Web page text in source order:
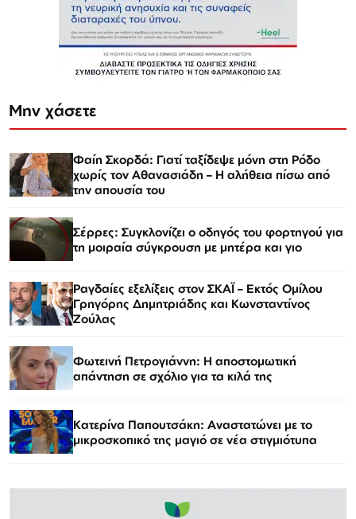
Μην χάσετε
Φαίη Σκορδά: Γιατί ταξίδεψε μόνη στη Ρόδο
χωρίς τον Αθανασιάδη – Η αλήθεια πίσω από
την απουσία του
Σέρρες: Συγκλονίζει ο οδηγός του φορτηγού για
τη μοιραία σύγκρουση με μητέρα και γιο
Ραγδαίες εξελίξεις στον ΣΚΑΪ – Εκτός Ομίλου
Γρηγόρης Δημητριάδης και Κωνσταντίνος
Ζούλας
Φωτεινή Πετρογιάννη: Η αποστομωτική
απάντηση σε σχόλιο για τα κιλά της
Κατερίνα Παπουτσάκη: Αναστατώνει με το
μικροσκοπικό της μαγιό σε νέα στιγμιότυπα